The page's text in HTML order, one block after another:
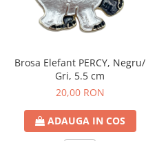
Brosa Elefant PERCY, Negru/
Gri, 5.5 cm
20,00 RON
ADAUGA IN COS